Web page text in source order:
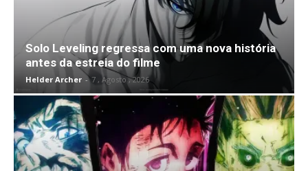
Solo Leveling regressa com uma nova história
antes da estreia do filme
Helder Archer - 7 , Agosto , 2026